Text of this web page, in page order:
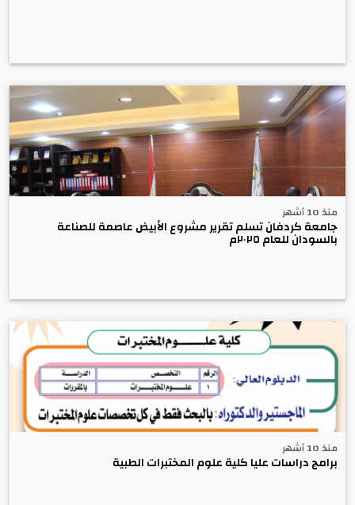
منذ 10 أشهر
جامعة كردفان تسلم تقرير مشروع الأبيض عاصمة للصناعة
بالسودان للعام ٢٠٢٥م
منذ 10 أشهر
برامج دراسات عليا كلية علوم المختبرات الطبية